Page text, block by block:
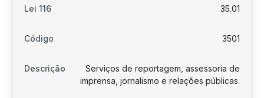
35.01
3501
Serviços de reportagem, assessoria de
imprensa, jornalismo e relações públicas.